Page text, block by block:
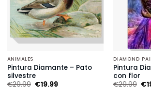
ANIMALES
Pintura Diamante – Pato
silvestre
€29.99 €19.99
DIAMOND
Pintura
con flor
€29.99 €